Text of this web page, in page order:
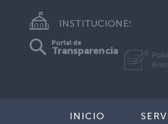
INSTITUCIONES
Portal de
Transparencia
INICIO